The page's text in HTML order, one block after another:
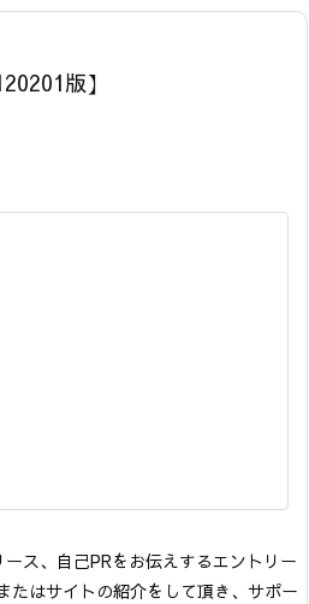
版】
ース、自己PRをお伝えするエントリー
たはサイトの紹介をして頂き、サポー